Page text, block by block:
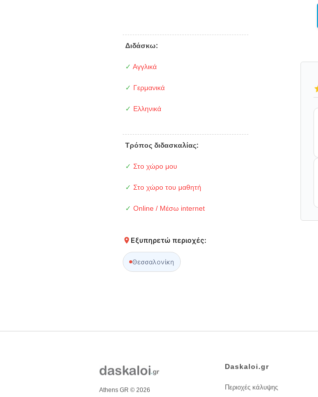
Διδάσκω:
✓ Αγγλικά
✓ Γερμανικά
✓ Ελληνικά
Τρόπος διδασκαλίας:
✓ Στο χώρο μου
✓ Στο χώρο του μαθητή
✓ Online / Μέσω internet
Εξυπηρετώ περιοχές:
Θεσσαλονίκη
Athens GR © 2026
Daskaloi.gr
Περιοχές κάλυψης